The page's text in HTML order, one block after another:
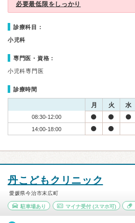
必要最低限をしっかり
診療科目：
小児科
専門医・資格：
小児科専門医
診療時間
月 火 水
08:30-12:00
14:00-18:00
丹こどもクリニック
愛媛県今治市末広町
駐車場あり マイナ受付(スマホ可)